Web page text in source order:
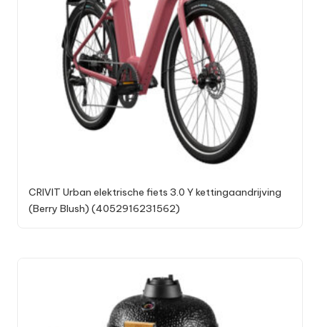
CRIVIT Urban elektrische fiets 3.0 Y kettingaandrijving
(Berry Blush) (4052916231562)